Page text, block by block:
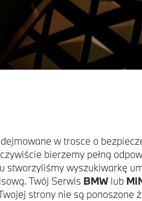
w trosce o
bierzemy pełną
stworzyliśmy wyszukiwarkę
Twój Serwis BMW lub
strony nie są ponoszone